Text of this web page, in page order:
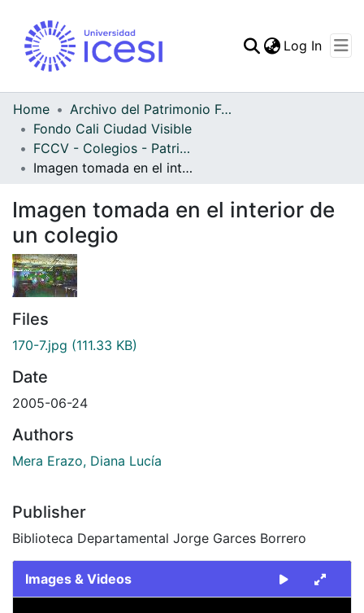
Log In
Home
Archivo del Patrimonio Fotográfico y Fílmico del Valle del Cauca
Fondo Cali Ciudad Visible
FCCV - Colegios - Patrimonial
Imagen tomada en el interior de un colegio
Imagen tomada en el interior de
un colegio
Files
170-7.jpg (111.33 KB)
Date
2005-06-24
Authors
Mera Erazo, Diana Lucía
Publisher
Biblioteca Departamental Jorge Garces Borrero
Images & Videos